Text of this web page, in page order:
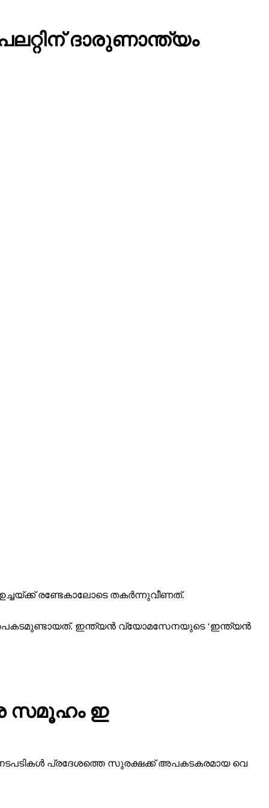
ദാരുണാന്ത്യം
രണ്ടേകാലോടെ തകര്‍ന്നുവീണത്.
ഇന്ത്യന്‍ വ്യോമസേനയുടെ ‘ഇന്ത്യന്‍
സ​മൂ​ഹം ഇ​
പ്ര​ദേ​ശ​ത്തെ സു​ര​ക്ഷ​ക്ക് അ​പ​ക​ട​ക​ര​മാ​യ വെ​